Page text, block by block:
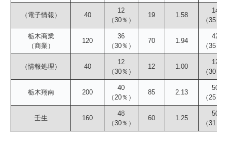
（電子情報） 40
12
（30％）
19 1.58
14
（35％
栃木商業
（商業）
120
36
（30％）
70 1.94
42
（35％
（情報処理） 40
12
（30％）
12 1.00
12
（30％
栃木翔南 200
40
（20％）
85 2.13
50
（25％
壬生 160
48
（30％）
60 1.25
50
（31％